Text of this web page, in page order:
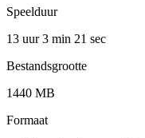
Speelduur
13 uur 3 min 21 sec
Bestandsgrootte
1440 MB
Formaat